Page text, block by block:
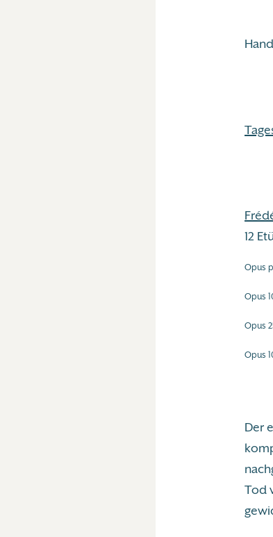
12
Opus
Opus
Opus
Opus
Der
Tod